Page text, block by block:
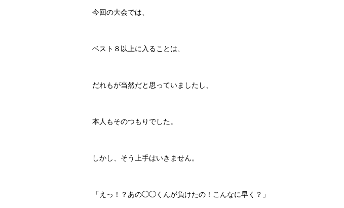
今回の大会では、
ベスト８以上に入ることは、
だれもが当然だと思っていましたし、
本人もそのつもりでした。
しかし、そう上手はいきません。
「えっ！？あの◯◯くんが負けたの！こんなに早く？」